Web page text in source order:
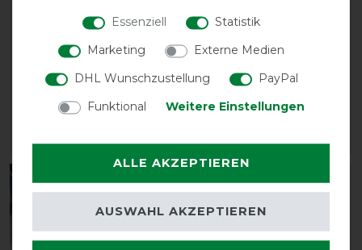
Care Hot & Cold
Gamasche
vorher 27,95 €
24,30 € *
für T-Verschlüsse -
silbergrau - 6 Stück
vorher 12,90 €
11,25 € *
6 Stück
-13% -13%
Essenziell
Statistik
Marketing
Externe Medien
DHL Wunschzustellung
PayPal
Funktional
Weitere Einstellungen
ALLE AKZEPTIEREN
AUSWAHL AKZEPTIEREN